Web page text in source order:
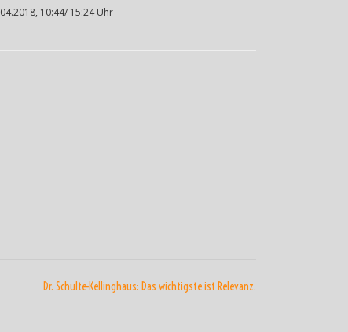
10:44/ 15:24 Uhr
Dr. Schulte-Kellinghaus: Das wichtigste ist Relevanz.